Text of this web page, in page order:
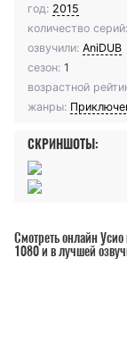
год: 2015
количество серий:
озвучили: AniDUB
сезон: 1
возрастной
жанры:
СКРИНШОТЫ:
Смотреть онлайн
1080 и в лучшей